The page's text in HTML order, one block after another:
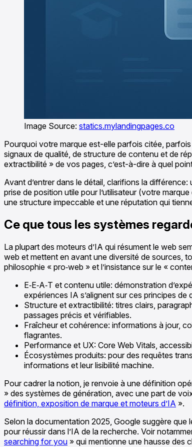
Image Source: statics.mylandingpages.co
Pourquoi votre marque est-elle parfois citée,
signaux de qualité, de structure de contenu et de
extractibilité » de vos pages, c’est-à-dire à quel
Avant d’entrer dans le détail, clarifions la
prise de position utile pour l’utilisateur (votre
une structure impeccable et une réputation qui
Ce que tous les systèmes
La plupart des moteurs d’IA qui résument le web
web et mettent en avant une diversité de sources,
philosophie « pro‑web » et l’insistance sur le «
E‑E‑A‑T et contenu utile: démonstration
expériences IA s’alignent sur ces principes de
Structure et extractibilité: titres clairs,
passages précis et vérifiables.
Fraîcheur et cohérence: informations à jour,
flagrantes.
Performance et UX: Core Web Vitals,
Écosystèmes produits: pour des requêtes
informations et leur lisibilité machine.
Pour cadrer la notion, je renvoie à une définition
» des systèmes de génération, avec une part de
définition, exposition de marque et moteurs d’IA ».
Selon la documentation 2025, Google suggère que
pour réussir dans l’IA de la recherche. Voir
searching for you » qui mentionne une hausse des